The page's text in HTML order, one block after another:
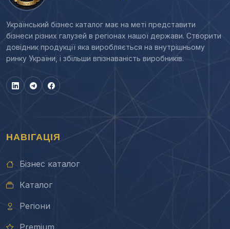
Український бізнес каталог має на меті представити
бізнеси різних галузей в регіонах нашої держави. Створити
довідник продукції яка виробляється на внутрішньому
ринку України, і збільши впізнаваність виробників.
НАВІГАЦІЯ
Бізнес каталог
Каталог
Регіони
Premium